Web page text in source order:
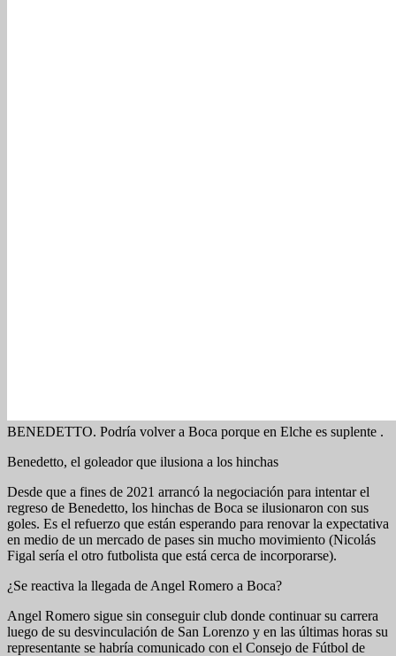
BENEDETTO. Podría volver a Boca porque en Elche es suplente .
Benedetto, el goleador que ilusiona a los hinchas
Desde que a fines de 2021 arrancó la negociación para intentar el
regreso de Benedetto, los hinchas de Boca se ilusionaron con sus
goles. Es el refuerzo que están esperando para renovar la expectativa
en medio de un mercado de pases sin mucho movimiento (Nicolás
Figal sería el otro futbolista que está cerca de incorporarse).
¿Se reactiva la llegada de Angel Romero a Boca?
Angel Romero sigue sin conseguir club donde continuar su carrera
luego de su desvinculación de San Lorenzo y en las últimas horas su
representante se habría comunicado con el Consejo de Fútbol de